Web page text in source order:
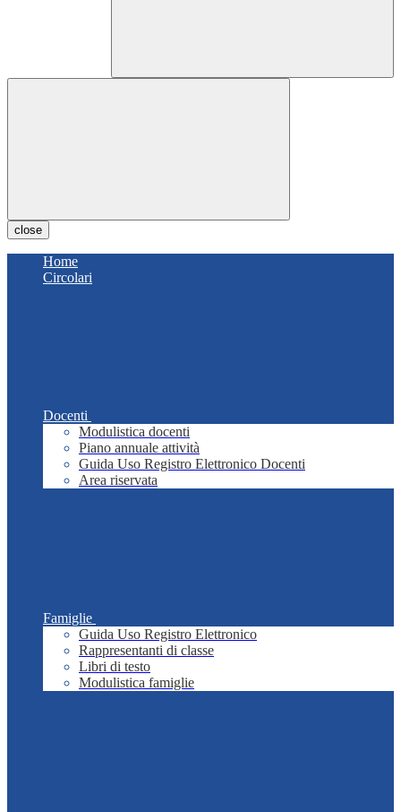
close
Home
Circolari
Docenti
Modulistica docenti
Piano annuale attività
Guida Uso Registro Elettronico Docenti
Area riservata
Famiglie
Guida Uso Registro Elettronico
Rappresentanti di classe
Libri di testo
Modulistica famiglie